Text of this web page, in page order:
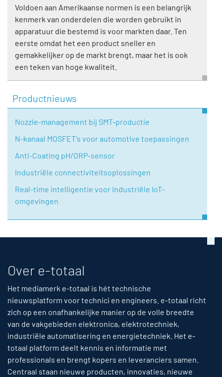
Voldoen aan Amerikaanse normen is een belangrijk
kenmerk van onderdelen die worden gebruikt in
apparatuur die bestemd is voor markten daar. Ten
eerste omdat het een product sneller en
gemakkelijker op de markt brengt, maar het is ook
een teken van hoge kwaliteit.
Productnieuws
Nozzle-management bij SMT-productie
N-kanaal MOSFET's voor automotive toepassingen
Anti-Coating pH/ORP-sensor
Industriële connectiviteitsoplossingen
Real-time intelligentie voor industriële IoT-
omgevingen
Over e-totaal
Het mediamerk e-totaal is hét technische
nieuwsplatform voor technici en engineers. e-totaal richt
zich op een onafhankelijke manier op de volle breedte
van de vakgebieden elektronica, elektrotechniek,
industriële automatisering en energietechniek. Het e-
totaal platform deelt kennis en informatie met
professionals en brengt kopers en leveranciers samen.
Centraal staan nieuwe producten, innovaties, nieuwe